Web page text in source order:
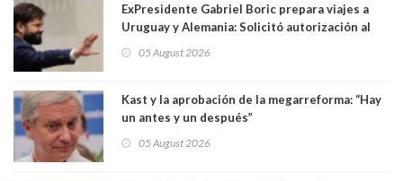
ExPresidente Gabriel Boric prepara viajes a
Uruguay y Alemania: Solicitó autorización al
05 August 2026
Kast y la aprobación de la megarreforma: “Hay
un antes y un después”
05 August 2026